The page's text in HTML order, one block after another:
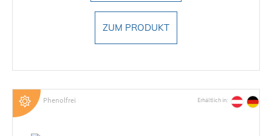
ZUM PRODUKT
Phenolfrei Erhältlich in: